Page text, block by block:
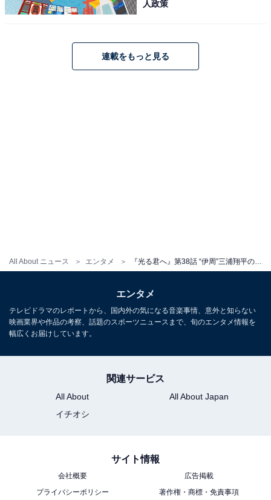
All About ニュース エンタメ
まひろvsききょうの対峙（たいじ）シーンがヒリ
また、まひろとききょうの対峙（たいじ）では、紫式部
し、自身の血を引く天皇の誕生を意識し始める道長。次
娘・賢子（南沙良）の父親が道長であることを、弟・惟
規（高杉真宙）が父・為時（岸谷五朗）にバラしてしま
い――。隠されていた真実を知った為時はまひろに何を
『光る君へ』あらすじバックナンバー
第34話
人政策
連載をもっと見る
エンタメ
テレビドラマのレポートから、国内外の気になる音楽事情、意外と知らない
映画業界や作品の考察、話題のスポーツニュースまで、旬のエンタメ情報を
幅広くお届けしています。
関連サービス
All About
All About Japan
イチオシ
サイト情報
会社概要
広告掲載
プライバシーポリシー
著作権・商標・免責事項